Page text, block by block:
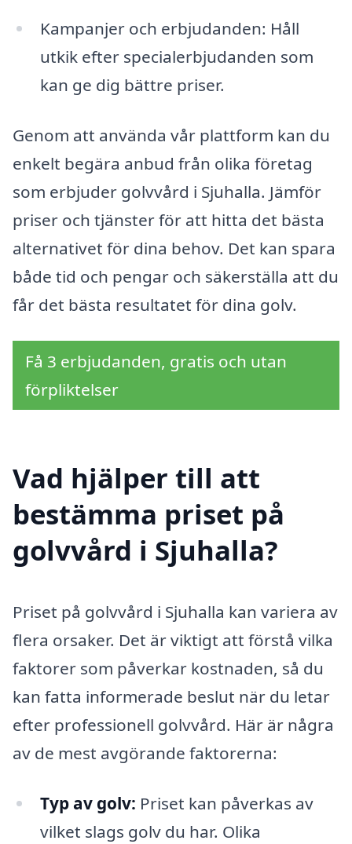
Kampanjer och erbjudanden: Håll
utkik efter specialerbjudanden som
kan ge dig bättre priser.
Genom att använda vår plattform kan du
enkelt begära anbud från olika företag
som erbjuder golvvård i Sjuhalla. Jämför
priser och tjänster för att hitta det bästa
alternativet för dina behov. Det kan spara
både tid och pengar och säkerställa att du
får det bästa resultatet för dina golv.
Få 3 erbjudanden, gratis och utan
förpliktelser
Vad hjälper till att
bestämma priset på
golvvård i Sjuhalla?
Priset på golvvård i Sjuhalla kan variera av
flera orsaker. Det är viktigt att förstå vilka
faktorer som påverkar kostnaden, så du
kan fatta informerade beslut när du letar
efter professionell golvvård. Här är några
av de mest avgörande faktorerna:
Typ av golv: Priset kan påverkas av
vilket slags golv du har. Olika